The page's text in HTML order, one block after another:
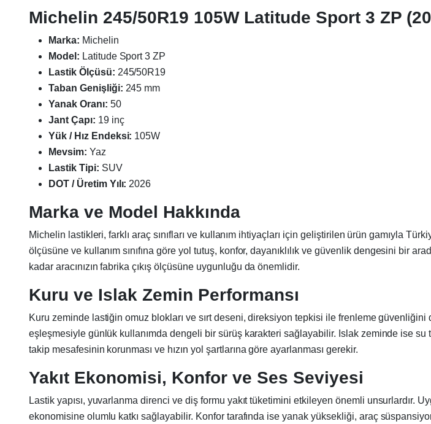
Michelin 245/50R19 105W Latitude Sport 3 ZP
Marka: Michelin
Model: Latitude Sport 3 ZP
Lastik Ölçüsü: 245/50R19
Taban Genişliği: 245 mm
Yanak Oranı: 50
Jant Çapı: 19 inç
Yük / Hız Endeksi: 105W
Mevsim: Yaz
Lastik Tipi: SUV
DOT / Üretim Yılı: 2026
Marka ve Model Hakkında
Michelin lastikleri, farklı araç sınıfları ve kullanım ihtiyaçları için geliştirilen ürün gamıyla
ölçüsüne ve kullanım sınıfına göre yol tutuş, konfor, dayanıklılık ve güvenlik dengesini bir
kadar aracınızın fabrika çıkış ölçüsüne uygunluğu da önemlidir.
Kuru ve Islak Zemin Performansı
Kuru zeminde lastiğin omuz blokları ve sırt deseni, direksiyon tepkisi ile frenleme
eşleşmesiyle günlük kullanımda dengeli bir sürüş karakteri sağlayabilir. Islak zeminde ise su
takip mesafesinin korunması ve hızın yol şartlarına göre ayarlanması gerekir.
Yakıt Ekonomisi, Konfor ve Ses Seviyesi
Lastik yapısı, yuvarlanma direnci ve diş formu yakıt tüketimini etkileyen önemli unsurlardır.
ekonomisine olumlu katkı sağlayabilir. Konfor tarafında ise yanak yüksekliği, araç